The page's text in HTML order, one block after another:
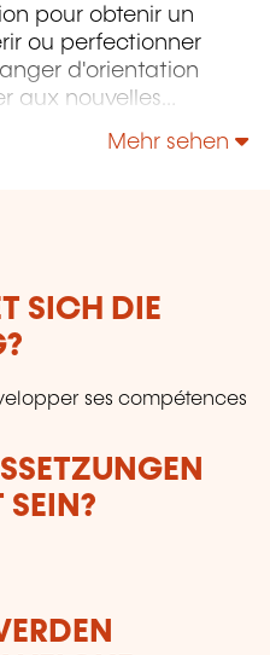
pour obtenir un
ou perfectionner
d'orientation
aux nouvelles
culture personnelle...
Mehr sehen
SICH DIE
ses compétences
SEIN?